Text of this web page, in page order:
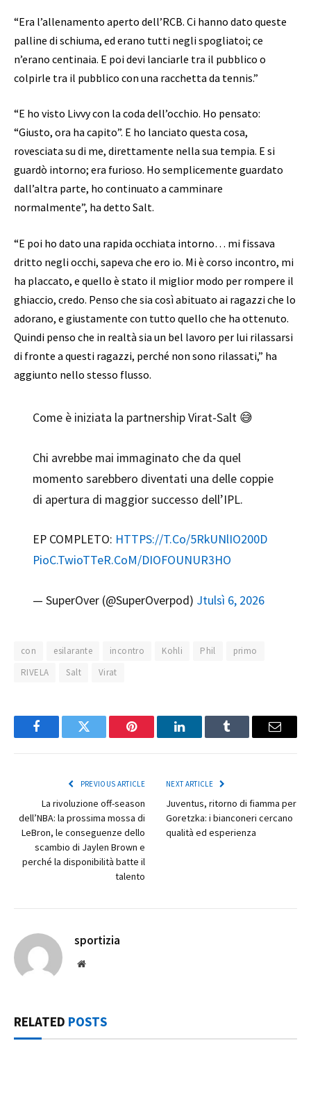
“Era l’allenamento aperto dell’RCB. Ci hanno dato queste
palline di schiuma, ed erano tutti negli spogliatoi; ce
n’erano centinaia. E poi devi lanciarle tra il pubblico o
colpirle tra il pubblico con una racchetta da tennis.”
“E ho visto Livvy con la coda dell’occhio. Ho pensato:
“Giusto, ora ha capito”. E ho lanciato questa cosa,
rovesciata su di me, direttamente nella sua tempia. E si
guardò intorno; era furioso. Ho semplicemente guardato
dall’altra parte, ho continuato a camminare
normalmente”, ha detto Salt.
“E poi ho dato una rapida occhiata intorno… mi fissava
dritto negli occhi, sapeva che ero io. Mi è corso incontro, mi
ha placcato, e quello è stato il miglior modo per rompere il
ghiaccio, credo. Penso che sia così abituato ai ragazzi che lo
adorano, e giustamente con tutto quello che ha ottenuto.
Quindi penso che in realtà sia un bel lavoro per lui rilassarsi
di fronte a questi ragazzi, perché non sono rilassati,” ha
aggiunto nello stesso flusso.
Come è iniziata la partnership Virat-Salt 😅
Chi avrebbe mai immaginato che da quel
momento sarebbero diventati una delle coppie
di apertura di maggior successo dell’IPL.
EP COMPLETO: HTTPS://T.Co/5RkUNlIO200D
PioC.TwioTTeR.CoM/DIOFOUNUR3HO
— SuperOver (@SuperOverpod) Jtulsì 6, 2026
con esilarante incontro Kohli Phil
primo
RIVELA
Salt Virat
FacebookTwitter Pinterest LinkedInTumblr Email
PREVIOUS ARTICLE
La rivoluzione off-season
dell’NBA: la prossima mossa di
LeBron, le conseguenze dello
scambio di Jaylen Brown e
perché la disponibilità batte il
talento
NEXT ARTICLE
Juventus, ritorno di fiamma per
Goretzka: i bianconeri cercano
qualità ed esperienza
sportizia
Website
RELATED POSTS